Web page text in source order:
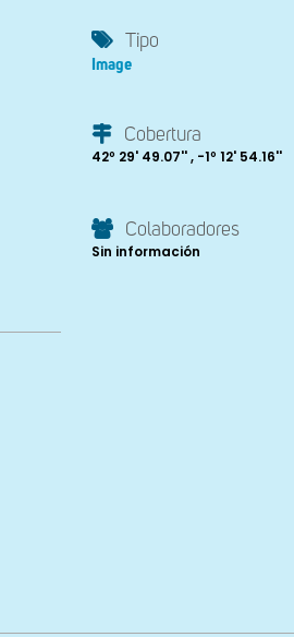
Tipo
Image
Cobertura
42º 29' 49.07'' , -1º 12' 54.16''
Colaboradores
Sin información